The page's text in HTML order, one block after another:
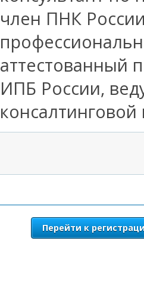
член ПНК
аттестованный
ИПБ России,
Перейти к